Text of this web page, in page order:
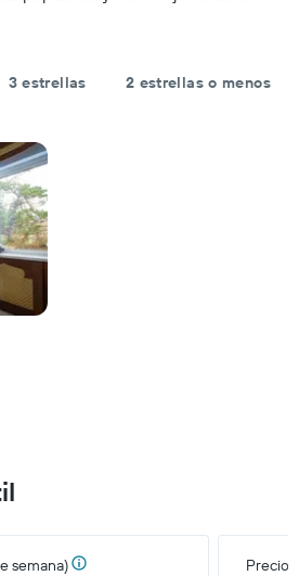
3 estrellas 2 estrellas o menos
semana) Precio